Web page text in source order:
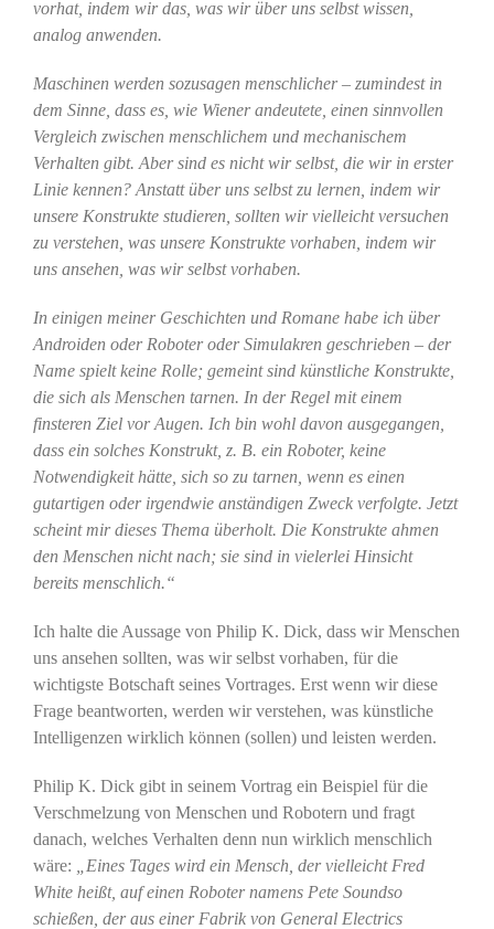
vorhat, indem wir das, was wir über uns selbst wissen,
analog anwenden.
Maschinen werden sozusagen menschlicher – zumindest in
dem Sinne, dass es, wie Wiener andeutete, einen sinnvollen
Vergleich zwischen menschlichem und mechanischem
Verhalten gibt. Aber sind es nicht wir selbst, die wir in erster
Linie kennen? Anstatt über uns selbst zu lernen, indem wir
unsere Konstrukte studieren, sollten wir vielleicht versuchen
zu verstehen, was unsere Konstrukte vorhaben, indem wir
uns ansehen, was wir selbst vorhaben.
In einigen meiner Geschichten und Romane habe ich über
Androiden oder Roboter oder Simulakren geschrieben – der
Name spielt keine Rolle; gemeint sind künstliche Konstrukte,
die sich als Menschen tarnen. In der Regel mit einem
finsteren Ziel vor Augen. Ich bin wohl davon ausgegangen,
dass ein solches Konstrukt, z. B. ein Roboter, keine
Notwendigkeit hätte, sich so zu tarnen, wenn es einen
gutartigen oder irgendwie anständigen Zweck verfolgte. Jetzt
scheint mir dieses Thema überholt. Die Konstrukte ahmen
den Menschen nicht nach; sie sind in vielerlei Hinsicht
bereits menschlich.“
Ich halte die Aussage von Philip K. Dick, dass wir Menschen
uns ansehen sollten, was wir selbst vorhaben, für die
wichtigste Botschaft seines Vortrages. Erst wenn wir diese
Frage beantworten, werden wir verstehen, was künstliche
Intelligenzen wirklich können (sollen) und leisten werden.
Philip K. Dick gibt in seinem Vortrag ein Beispiel für die
Verschmelzung von Menschen und Robotern und fragt
danach, welches Verhalten denn nun wirklich menschlich
wäre:
„Eines Tages wird ein Mensch, der vielleicht Fred
White heißt, auf einen Roboter namens Pete Soundso
schießen, der aus einer Fabrik von General Electrics